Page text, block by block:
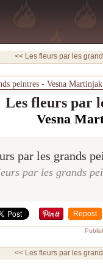
<< Les fleurs par les
peintres - Vesna
Les fleurs par
Vesna
par les grands
Repost
<< Les fleurs par les